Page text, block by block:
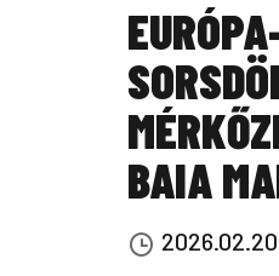
BAIA